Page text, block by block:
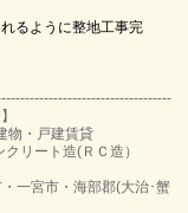
るように整地工事完
物・戸建賃貸
リート造(ＲＣ造）
一宮市・海部郡(大治･蟹